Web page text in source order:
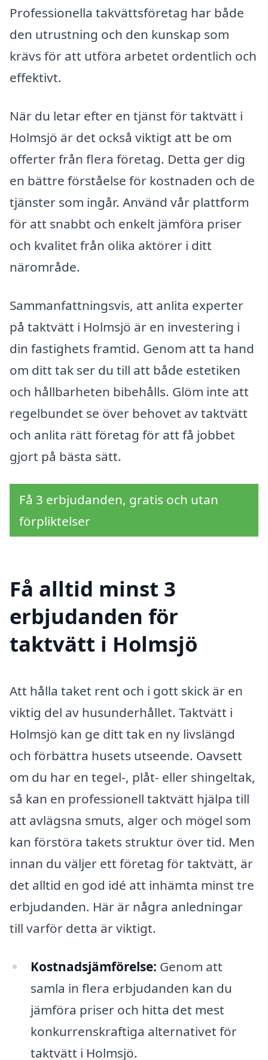
Professionella takvättsföretag har både
den utrustning och den kunskap som
krävs för att utföra arbetet ordentlich och
effektivt.
När du letar efter en tjänst för taktvätt i
Holmsjö är det också viktigt att be om
offerter från flera företag. Detta ger dig
en bättre förståelse för kostnaden och de
tjänster som ingår. Använd vår plattform
för att snabbt och enkelt jämföra priser
och kvalitet från olika aktörer i ditt
närområde.
Sammanfattningsvis, att anlita experter
på taktvätt i Holmsjö är en investering i
din fastighets framtid. Genom att ta hand
om ditt tak ser du till att både estetiken
och hållbarheten bibehålls. Glöm inte att
regelbundet se över behovet av taktvätt
och anlita rätt företag för att få jobbet
gjort på bästa sätt.
Få 3 erbjudanden, gratis och utan
förpliktelser
Få alltid minst 3
erbjudanden för
taktvätt i Holmsjö
Att hålla taket rent och i gott skick är en
viktig del av husunderhållet. Taktvätt i
Holmsjö kan ge ditt tak en ny livslängd
och förbättra husets utseende. Oavsett
om du har en tegel-, plåt- eller shingeltak,
så kan en professionell taktvätt hjälpa till
att avlägsna smuts, alger och mögel som
kan förstöra takets struktur över tid. Men
innan du väljer ett företag för taktvätt, är
det alltid en god idé att inhämta minst tre
erbjudanden. Här är några anledningar
till varför detta är viktigt.
Kostnadsjämförelse: Genom att
samla in flera erbjudanden kan du
jämföra priser och hitta det mest
konkurrenskraftiga alternativet för
taktvätt i Holmsjö.